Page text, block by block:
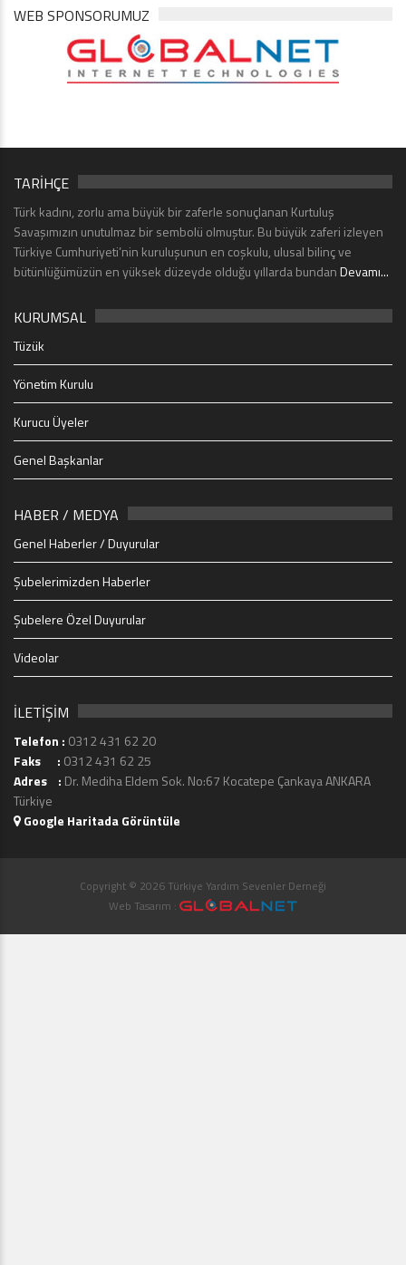
WEB SPONSORUMUZ
TARİHÇE
Türk kadını, zorlu ama büyük bir zaferle sonuçlanan Kurtuluş
Savaşımızın unutulmaz bir sembolü olmuştur. Bu büyük zaferi izleyen
Türkiye Cumhuriyeti’nin kuruluşunun en coşkulu, ulusal bilinç ve
bütünlüğümüzün en yüksek düzeyde olduğu yıllarda bundanDevamı...
KURUMSAL
Tüzük
Yönetim Kurulu
Kurucu Üyeler
Genel Başkanlar
HABER / MEDYA
Genel Haberler / Duyurular
Şubelerimizden Haberler
Şubelere Özel Duyurular
Videolar
İLETİŞİM
Telefon : 0312 431 62 20
Faks : 0312 431 62 25
Adres : Dr. Mediha Eldem Sok. No:67 Kocatepe Çankaya ANKARA
Türkiye
Google Haritada Görüntüle
Copyright © 2026 Türkiye Yardım Sevenler Derneği
Web Tasarım :